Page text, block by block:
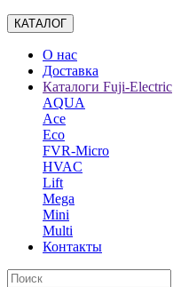
КАТАЛОГ
О нас
Доставка
Каталоги Fuji-Electric
AQUA
Ace
Eco
FVR-Micro
HVAC
Lift
Mega
Mini
Multi
Контакты